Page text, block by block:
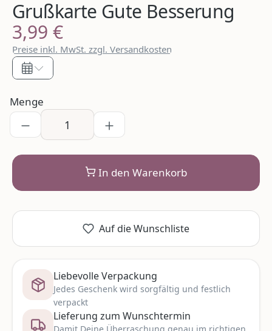
Grußkarte Gute Besserung
Regulärer Preis:
3,99 €
Preise inkl. MwSt. zzgl. Versandkosten
Menge
In den Warenkorb
Auf die Wunschliste
Liebevolle Verpackung
Jedes Geschenk wird sorgfältig und festlich
verpackt
Lieferung zum Wunschtermin